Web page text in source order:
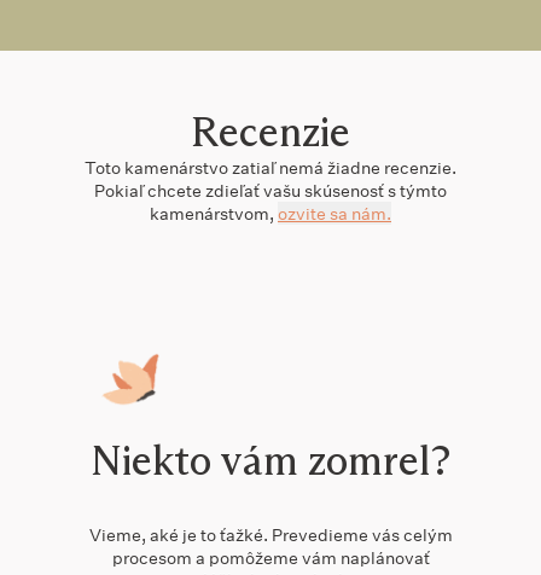
Recenzie
Toto kamenárstvozatiaľ nemá žiadne recenzie.
Pokiaľ chcete zdieľať vašu skúsenosť s týmto
kamenárstvom, ozvite sa nám.
Niekto vám zomrel?
Vieme, aké je to ťažké. Prevedieme vás celým
procesom a pomôžeme vám naplánovať